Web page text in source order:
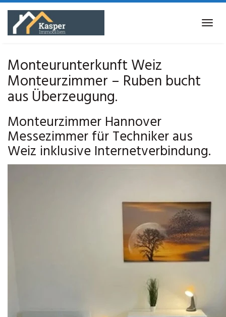
Skip
main
Monteurunterkunft Weiz
Monteurzimmer – Ruben bucht
aus Überzeugung.
Monteurzimmer Hannover
Messezimmer für Techniker aus
Weiz inklusive Internetverbindung.